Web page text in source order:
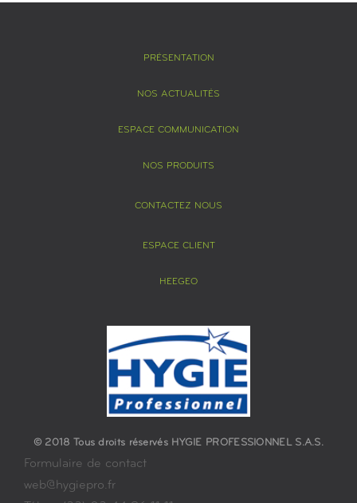
PRÉSENTATION
NOS ACTUALITÉS
ESPACE COMMUNICATION
NOS PRODUITS
CONTACTEZ NOUS
ESPACE CLIENT
HEEGEO
© 2018 Tous droits réservés HYGIE PROFESSIONNEL S.A.S.
Formulaire de contact
web@hygiepro.fr